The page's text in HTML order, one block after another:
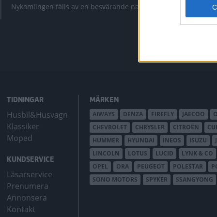
Nykomlingen fälls av en besvärande nackdel.
krympt men
bZ4X
TIDNINGAR
Husbil&Husvagn
Klassiker
Moped
KUNDSERVICE
Läsarservice
Prenumera
Annonsera
Kontakt
MÄRKEN
AIWAYS DENZA FIREFLY JAECOO
CHEVROLET
CHRYSLER CITROËN
HUMMER
HYUNDAI INEOS ISUZU
LINCOLN
LOTUS LUCID LYNK & CO
OPEL
ORA PEUGEOT POLESTAR
SONO MOTORS
SPYKER SSANGYONG